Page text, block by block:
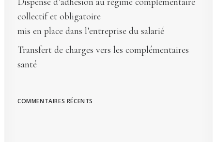
collectif et obligatoire
mis en place dans l’entreprise du salarié
Transfert de charges vers les complémentaires
santé
COMMENTAIRES RÉCENTS